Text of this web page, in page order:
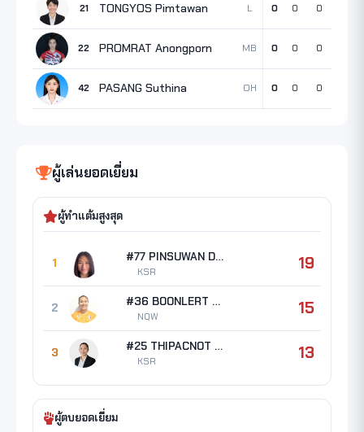
21 TONGYOS Pimtawan L 0 0 0
22 PROMRAT Anongporn MB 0 0 0
42 PASANG Suthina OH 0 0 0
ผู้เล่นยอดเยี่ยม
ผู้ทำแต้มสูงสุด
1 #77 PINSUWAN Darin
KSR 19
2 #36 BOONLERT Tichakorn
NQW 15
3 #25 THIPACNOT Kannika
KSR 13
ผู้ตบยอดเยี่ยม